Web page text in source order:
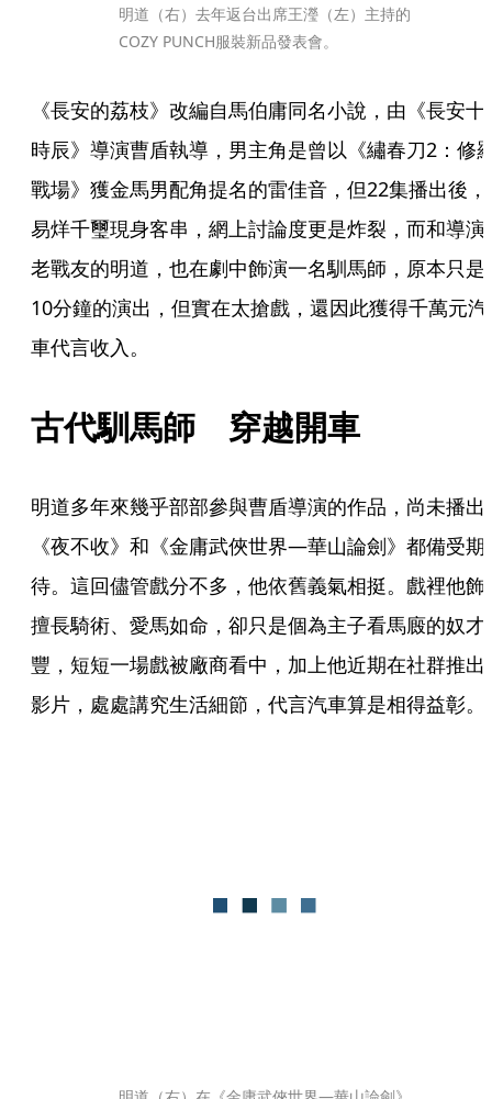
明道（右）去年返台出席王瀅（左）主持的
COZY PUNCH服裝新品發表會。
《長安的荔枝》改編自馬伯庸同名小說，由《長安十
時辰》導演曹盾執導，男主角是曾以《繡春刀2：修
戰場》獲金馬男配角提名的雷佳音，但22集播出後，
易烊千璽現身客串，網上討論度更是炸裂，而和導演
老戰友的明道，也在劇中飾演一名馴馬師，原本只是
10分鐘的演出，但實在太搶戲，還因此獲得千萬元汽
車代言收入。
古代馴馬師　穿越開車
明道多年來幾乎部部參與曹盾導演的作品，尚未播出
《夜不收》和《金庸武俠世界—華山論劍》都備受期
待。這回儘管戲分不多，他依舊義氣相挺。戲裡他飾
擅長騎術、愛馬如命，卻只是個為主子看馬廄的奴才
豐，短短一場戲被廠商看中，加上他近期在社群推出
影片，處處講究生活細節，代言汽車算是相得益彰。